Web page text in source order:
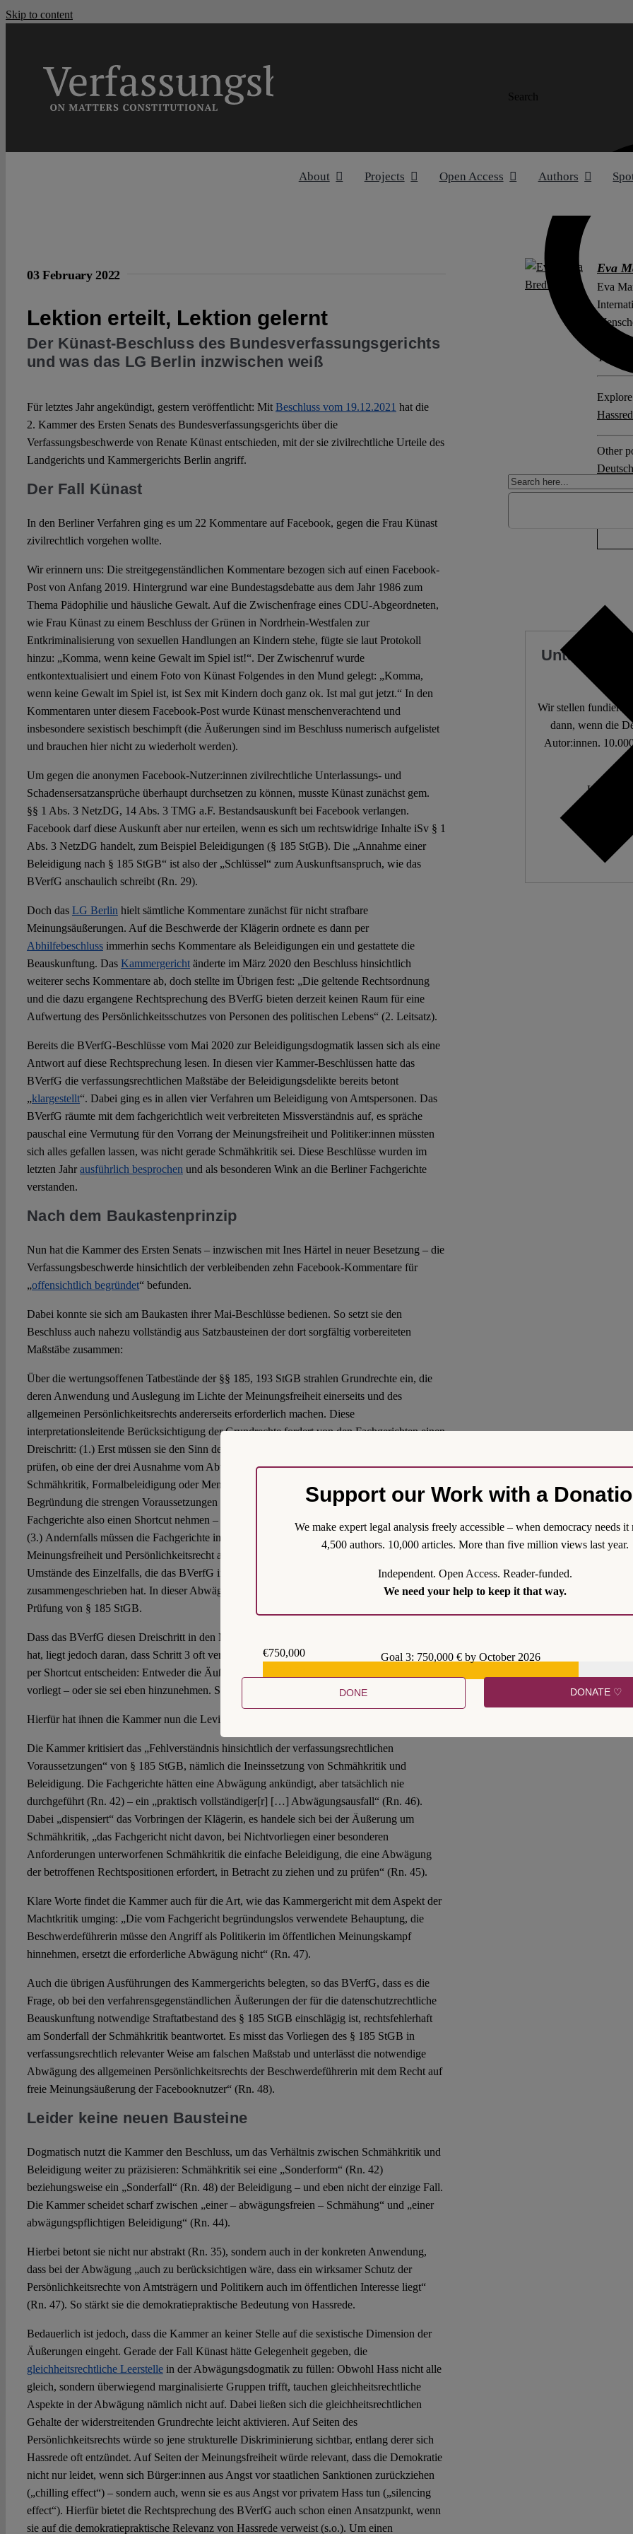
Skip to content
Search
About Projects Open Access Authors
03 February 2022
Lektion erteilt, Lektion gelernt
Der Künast-Beschluss des Bundesverfassungsgerichts
und was das LG Berlin inzwischen weiß
Für letztes Jahr angekündigt, gestern veröffentlicht: Mit Beschluss vom 19.12.2021 hat die
2. Kammer des Ersten Senats des Bundesverfassungsgerichts über die
Verfassungsbeschwerde von Renate Künast entschieden, mit der sie zivilrechtliche Urteile des
Landgerichts und Kammergerichts Berlin angriff.
Der Fall Künast
In den Berliner Verfahren ging es um 22 Kommentare auf Facebook, gegen die Frau Künast
zivilrechtlich vorgehen wollte.
Wir erinnern uns: Die streitgegenständlichen Kommentare bezogen sich auf einen Facebook-
Post von Anfang 2019. Hintergrund war eine Bundestagsdebatte aus dem Jahr 1986 zum
Thema Pädophilie und häusliche Gewalt. Auf die Zwischenfrage eines CDU-Abgeordneten,
wie Frau Künast zu einem Beschluss der Grünen in Nordrhein-Westfalen zur
Entkriminalisierung von sexuellen Handlungen an Kindern stehe, fügte sie laut Protokoll
hinzu: „Komma, wenn keine Gewalt im Spiel ist!“. Der Zwischenruf wurde
entkontextualisiert und einem Foto von Künast Folgendes in den Mund gelegt: „Komma,
wenn keine Gewalt im Spiel ist, ist Sex mit Kindern doch ganz ok. Ist mal gut jetzt.“ In den
Kommentaren unter diesem Facebook-Post wurde Künast menschenverachtend und
insbesondere sexistisch beschimpft (die Äußerungen sind im Beschluss numerisch aufgelistet
und brauchen hier nicht zu wiederholt werden).
Um gegen die anonymen Facebook-Nutzer:innen zivilrechtliche Unterlassungs- und
Schadensersatzansprüche überhaupt durchsetzen zu können, musste Künast zunächst gem.
§§ 1 Abs. 3 NetzDG, 14 Abs. 3 TMG a.F. Bestandsauskunft bei Facebook verlangen.
Facebook darf diese Auskunft aber nur erteilen, wenn es sich um rechtswidrige Inhalte iSv § 1
Abs. 3 NetzDG handelt, zum Beispiel Beleidigungen (§ 185 StGB). Die „Annahme einer
Beleidigung nach § 185 StGB“ ist also der „Schlüssel“ zum Auskunftsanspruch, wie das
BVerfG anschaulich schreibt (Rn. 29).
Doch das LG Berlin hielt sämtliche Kommentare zunächst für nicht strafbare
Meinungsäußerungen. Auf die Beschwerde der Klägerin ordnete es dann per
Abhilfebeschlussimmerhin sechs Kommentare als Beleidigungen ein und gestattete die
Beauskunftung. Das Kammergerichtänderte im März 2020 den Beschluss hinsichtlich
weiterer sechs Kommentare ab, doch stellte im Übrigen fest: „Die geltende Rechtsordnung
und die dazu ergangene Rechtsprechung des BVerfG bieten derzeit keinen Raum für eine
Aufwertung des Persönlichkeitsschutzes von Personen des politischen Lebens“ (2. Leitsatz).
Bereits die BVerfG-Beschlüsse vom Mai 2020 zur Beleidigungsdogmatik lassen sich als eine
Antwort auf diese Rechtsprechung lesen. In diesen vier Kammer-Beschlüssen hatte das
BVerfG die verfassungsrechtlichen Maßstäbe der Beleidigungsdelikte bereits betont
„klargestellt“. Dabei ging es in allen vier Verfahren um Beleidigung von Amtspersonen. Das
BVerfG räumte mit dem fachgerichtlich weit verbreiteten Missverständnis auf, es spräche
pauschal eine Vermutung für den Vorrang der Meinungsfreiheit und Politiker:innen müssten
sich alles gefallen lassen, was nicht gerade Schmähkritik sei. Diese Beschlüsse wurden im
letzten Jahrausführlich besprochen und als besonderen Wink an die Berliner Fachgerichte
verstanden.
Nach dem Baukastenprinzip
Nun hat die Kammer des Ersten Senats – inzwischen mit Ines Härtel in neuer Besetzung – die
Verfassungsbeschwerde hinsichtlich der verbleibenden zehn Facebook-Kommentare für
„offensichtlich begründet“ befunden.
Dabei konnte sie sich am Baukasten ihrer Mai-Beschlüsse bedienen. So setzt sie den
Beschluss auch nahezu vollständig aus Satzbausteinen der dort sorgfältig vorbereiteten
Maßstäbe zusammen:
Über die wertungsoffenen Tatbestände der §§ 185, 193 StGB strahlen Grundrechte ein, die
deren Anwendung und Auslegung im Lichte der Meinungsfreiheit einerseits und des
allgemeinen Persönlichkeitsrechts andererseits erforderlich machen. Diese
interpretationsleitende Berücksichtigung der Grundrechte fordert von den Fachgerichten einen
Dreischritt: (1.) Erst müssen sie den Sinn der Äußerungen ermitteln. (2.) Dann dürfen sie
prüfen, ob eine der drei Ausnahme vom Abwägungserfordernis vorliegt, nämlich eine
Schmähkritik, Formalbeleidigung oder Menschenwürdeverletzung. Sind nach gehaltvoller
Begründung die strengen Voraussetzungen einer der Ausnahmen erfüllt, dürfen die
Fachgerichte also einen Shortcut nehmen – dann, und nur dann darf die Abwägung entfallen.
(3.) Andernfalls müssen die Fachgerichte im dritten Schritt sorgfältig zwischen
Meinungsfreiheit und Persönlichkeitsrecht abwägen, und zwar unter Berücksichtigung aller
Umstände des Einzelfalls, die das BVerfG in seiner Bedienungsanleitung aus dem Mai 2020
zusammengeschrieben hat. In dieser Abwägung liegt der Kern jeder fachgerichtlichen
Prüfung von § 185 StGB.
Dass das BVerfG diesen Dreischritt in den Mai-Beschlüssen noch einmal so genau erläutert
hat, liegt jedoch daran, dass Schritt 3 oft vergessen wird. Viele Fachgerichte wollen so oder so
per Shortcut entscheiden: Entweder die Äußerung ist so drastisch, dass eine der Ausnahmen
vorliegt – oder sie sei eben hinzunehmen. So auch die Berliner Fachgerichte.
Hierfür hat ihnen die Kammer nun die Leviten gelesen:
Die Kammer kritisiert das „Fehlverständnis hinsichtlich der verfassungsrechtlichen
Voraussetzungen“ von § 185 StGB, nämlich die Ineinssetzung von Schmähkritik und
Beleidigung. Die Fachgerichte hätten eine Abwägung ankündigt, aber tatsächlich nie
durchgeführt (Rn. 42) – ein „praktisch vollständiger[r] […] Abwägungsausfall“ (Rn. 46).
Dabei „dispensiert“ das Vorbringen der Klägerin, es handele sich bei der Äußerung um
Schmähkritik, „das Fachgericht nicht davon, bei Nichtvorliegen einer besonderen
Anforderungen unterworfenen Schmähkritik die einfache Beleidigung, die eine Abwägung
der betroffenen Rechtspositionen erfordert, in Betracht zu ziehen und zu prüfen“ (Rn. 45).
Klare Worte findet die Kammer auch für die Art, wie das Kammergericht mit dem Aspekt der
Machtkritik umging: „Die vom Fachgericht begründungslos verwendete Behauptung, die
Beschwerdeführerin müsse den Angriff als Politikerin im öffentlichen Meinungskampf
hinnehmen, ersetzt die erforderliche Abwägung nicht“ (Rn. 47).
Auch die übrigen Ausführungen des Kammergerichts belegten, so das BVerfG, dass es die
Frage, ob bei den verfahrensgegenständlichen Äußerungen der für die datenschutzrechtliche
Beauskunftung notwendige Straftatbestand des § 185 StGB einschlägig ist, rechtsfehlerhaft
am Sonderfall der Schmähkritik beantwortet. Es misst das Vorliegen des § 185 StGB in
verfassungsrechtlich relevanter Weise am falschen Maßstab und unterlässt die notwendige
Abwägung des allgemeinen Persönlichkeitsrechts der Beschwerdeführerin mit dem Recht auf
freie Meinungsäußerung der Facebooknutzer“ (Rn. 48).
Leider keine neuen Bausteine
Dogmatisch nutzt die Kammer den Beschluss, um das Verhältnis zwischen Schmähkritik und
Beleidigung weiter zu präzisieren: Schmähkritik sei eine „Sonderform“ (Rn. 42)
beziehungsweise ein „Sonderfall“ (Rn. 48) der Beleidigung – und eben nicht der einzige Fall.
Die Kammer scheidet scharf zwischen „einer – abwägungsfreien – Schmähung“ und „einer
abwägungspflichtigen Beleidigung“ (Rn. 44).
Hierbei betont sie nicht nur abstrakt (Rn. 35), sondern auch in der konkreten Anwendung,
dass bei der Abwägung „auch zu berücksichtigen wäre, dass ein wirksamer Schutz der
Persönlichkeitsrechte von Amtsträgern und Politikern auch im öffentlichen Interesse liegt“
(Rn. 47). So stärkt sie die demokratiepraktische Bedeutung von Hassrede.
Bedauerlich ist jedoch, dass die Kammer an keiner Stelle auf die sexistische Dimension der
Äußerungen eingeht. Gerade der Fall Künast hätte Gelegenheit gegeben, die
gleichheitsrechtliche Leerstellein der Abwägungsdogmatik zu füllen: Obwohl Hass nicht alle
gleich, sondern überwiegend marginalisierte Gruppen trifft, tauchen gleichheitsrechtliche
Aspekte in der Abwägung nämlich nicht auf. Dabei ließen sich die gleichheitsrechtlichen
Gehalte der widerstreitenden Grundrechte leicht aktivieren. Auf Seiten des
Persönlichkeitsrechts würde so jene strukturelle Diskriminierung sichtbar, entlang derer sich
Hassrede oft entzündet. Auf Seiten der Meinungsfreiheit würde relevant, dass die Demokratie
nicht nur leidet, wenn sich Bürger:innen aus Angst vor staatlichen Sanktionen zurückziehen
(„chilling effect“) – sondern auch, wenn sie es aus Angst vor privatem Hass tun („silencing
effect“). Hierfür bietet die Rechtsprechung des BVerfG auch schon einen Ansatzpunkt, wenn
sie auf die demokratiepraktische Relevanz von Hassrede verweist (s.o.). Um einen
Eva
Eva
ist
Other
Wir stellen fundierte
dann, wenn die
Autor:innen.
Wir
Support our Work with a
We make expert legal analysis freely accessible – when democracy needs it
4,500 authors. 10,000 articles. More than five million views last year.
Independent. Open Access. Reader-funded.
We need your help to keep it that way.
€750,000
Goal 3: 750,000 € by October 2026
DONE DONATE ♡